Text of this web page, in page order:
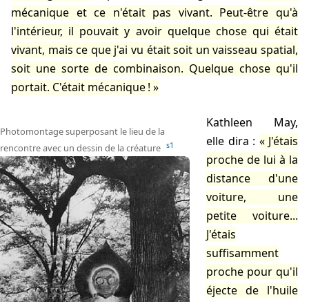
mécanique et ce n'était pas vivant. Peut-être qu'à
l'intérieur, il pouvait y avoir quelque chose qui était
vivant, mais ce que j'ai vu était soit un vaisseau spatial,
soit une sorte de combinaison. Quelque chose qu'il
portait. C'était mécanique !
Photomontage superposant le lieu de la
rencontre avec un dessin de la créature s1
Kathleen May,
elle dira :
J'étais
proche de lui à la
distance d'une
voiture, une
petite voiture...
J'étais
suffisamment
proche pour qu'il
éjecte de l'huile